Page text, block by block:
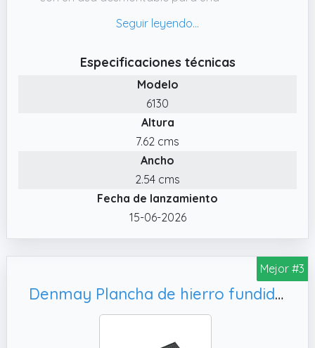
cómodos, lo que evita eficazmente las
✔️ Fácil de Limpiar y Resistente a los Olores. :
La superficie lisa y densa de la plancha de
acero inoxidable resiste la retención de
✔️ Acero Inoxidable de Grado Alimenticio con
un Grosor de 4 mm. : Esta plancha para
barbacoa está fabricada con una sola pieza
de acero inoxidable de grado alimenticio con
un grosor de 4 mm, lo que le confiere una
barbacoa de acero inoxidable estándar más
✔️ 🥩Bordes Altos Cerrados + Canal de
cerrados de la plancha de acero inoxidable
Especificaciones técnicas
Modelo
6130
Altura
7.62 cms
Ancho
2.54 cms
Fecha de lanzamiento
15-06-2026
Mejor #3
Denmay Plancha de hierro fundido 42 x 24 cm, 1 unidad